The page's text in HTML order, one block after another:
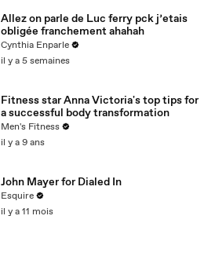
Allez on parle de Luc ferry pck j’etais
obligée franchement ahahah
Cynthia Enparle
il y a 5 semaines
Fitness star Anna Victoria's top tips for
a successful body transformation
Men's Fitness
il y a 9 ans
John Mayer for Dialed In
Esquire
il y a 11 mois